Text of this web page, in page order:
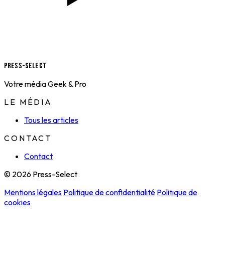
Press-Select
Votre média Geek & Pro
LE MÉDIA
Tous les articles
CONTACT
Contact
© 2026 Press-Select
Mentions légales Politique de confidentialité Politique de
cookies